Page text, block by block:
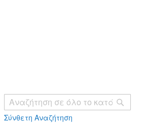
Σύνθετη Αναζήτηση
Το καλάθι σας